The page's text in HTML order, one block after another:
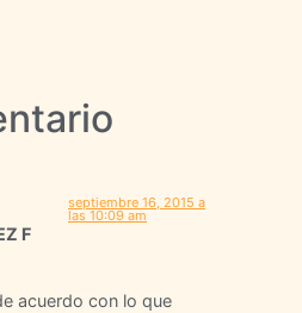
F
septiembre 16, 2015 a
las 10:09 am
acuerdo con lo que